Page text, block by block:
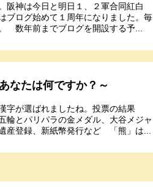
神は今日と明日１、２軍合同紅白
ログ始めて１周年になりました。毎
数年前までブログを開設する予...
たは何ですか？～
字が選ばれましたね。投票の結果
輪とパリパラの金メダル、大谷メジャ
産登録、新紙幣発行など 「熊」は...